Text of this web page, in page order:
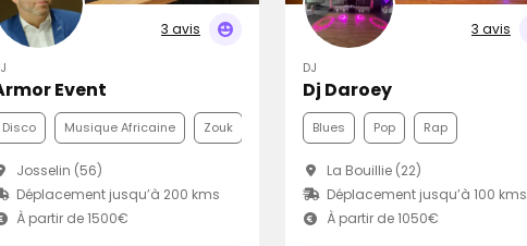
3 avis
Event
Disco Musique Africaine Zouk
Josselin (56)
Déplacement jusqu’à 200 kms
À partir de 1500€
3 avis
DJ
Dj Daroey
Blues Pop Rap
La Bouillie (22)
Déplacement jusqu’à 100 kms
À partir de 1050€